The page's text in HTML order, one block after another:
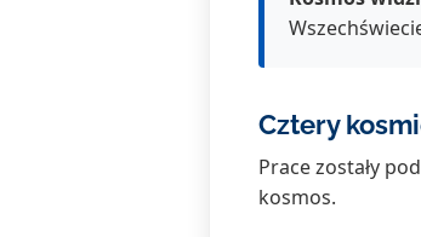
Cztery
Prace zostały
kosmos.